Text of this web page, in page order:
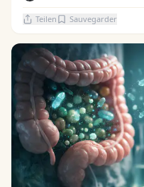
Teilen Sauvegarder